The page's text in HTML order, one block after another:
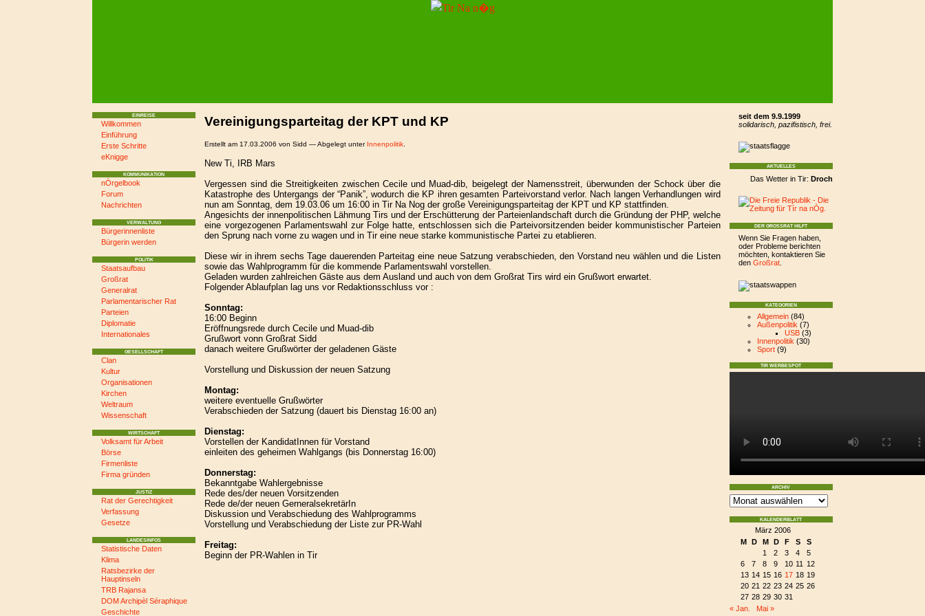
EINREISE
Willkommen
Einführung
Erste Schritte
eKnigge
KOMMUNIKATION
nÒrgelbook
Forum
Nachrichten
VERWALTUNG
Bürgerinnenliste
Bürgerin werden
POLITIK
Staatsaufbau
Großrat
Generalrat
Parlamentarischer Rat
Parteien
Diplomatie
Internationales
GESELLSCHAFT
Clan
Kultur
Organisationen
Kirchen
Weltraum
Wissenschaft
WIRTSCHAFT
Volksamt für Arbeit
Börse
Firmenliste
Firma gründen
JUSTIZ
Rat der Gerechtigkeit
Verfassung
Gesetze
LANDESINFOS
Statistische Daten
Klima
Ratsbezirke der
Hauptinseln
TRB Rajansa
DOM Archipèl Séraphique
Geschichte
seit dem 9.9.1999
solidarisch, pazifistisch, frei.
AKTUELLES
Das Wetter in Tir:Droch Aimsir
DER GROSSRAT HILFT
Wenn Sie Fragen haben,
oder Probleme berichten
möchten, kontaktieren Sie
den Großrat.
KATEGORIEN
Allgemein(84)
Außenpolitik (7)
USB(3)
Innenpolitik (30)
Sport(9)
TIR WERBESPOT
ARCHIV
KALENDERBLATT
März 2006
M
D M D F S
S
1
2 3 4
5
6
7 8 9 10 11
12
13 14 15 16 17 18 19
20 21 22 23 24 25 26
27 28 29 30 31
« Jan.
Mai »
Vereinigungsparteitag der KPT und KP
Erstellt am 17.03.2006 von Sidd — Abgelegt unter Innenpolitik
New Ti, IRB Mars
Vergessen sind die Streitigkeiten zwischen Cecile und Muad-dib, beigelegt der Namensstreit, überwunden der Schock über die
Katastrophe des Untergangs der “Panik”, wodurch die KP ihren gesamten Parteivorstand verlor. Nach langen Verhandlungen wird
nun am Sonntag, dem 19.03.06 um 16:00 in Tir Na Nog der große Vereinigungsparteitag der KPT und KP stattfinden.
Angesichts der innenpolitischen Lähmung Tirs und der Erschütterung der Parteienlandschaft durch die Gründung der PHP, welche
eine vorgezogenen Parlamentswahl zur Folge hatte, entschlossen sich die Parteivorsitzenden beider kommunistischer Parteien
den Sprung nach vorne zu wagen und in Tir eine neue starke kommunistische Partei zu etablieren.
Diese wir in ihrem sechs Tage dauerenden Parteitag eine neue Satzung verabschieden, den Vorstand neu wählen und die Listen
sowie das Wahlprogramm für die kommende Parlamentswahl vorstellen.
Geladen wurden zahlreichen Gäste aus dem Ausland und auch von dem Großrat Tirs wird ein Grußwort erwartet.
Folgender Ablaufplan lag uns vor Redaktionsschluss vor :
Sonntag:
16:00 Beginn
Eröffnungsrede durch Cecile und Muad-dib
Grußwort vonn Großrat Sidd
danach weitere Grußwörter der geladenen Gäste
Vorstellung und Diskussion der neuen Satzung
Montag:
weitere eventuelle Grußwörter
Verabschieden der Satzung (dauert bis Dienstag 16:00 an)
Dienstag:
Vorstellen der KandidatInnen für Vorstand
einleiten des geheimen Wahlgangs (bis Donnerstag 16:00)
Donnerstag:
Bekanntgabe Wahlergebnisse
Rede des/der neuen Vorsitzenden
Rede de/der neuen GerneralsekretärIn
Diskussion und Verabschiedung des Wahlprogramms
Vorstellung und Verabschiedung der Liste zur PR-Wahl
Freitag:
Beginn der PR-Wahlen in Tir